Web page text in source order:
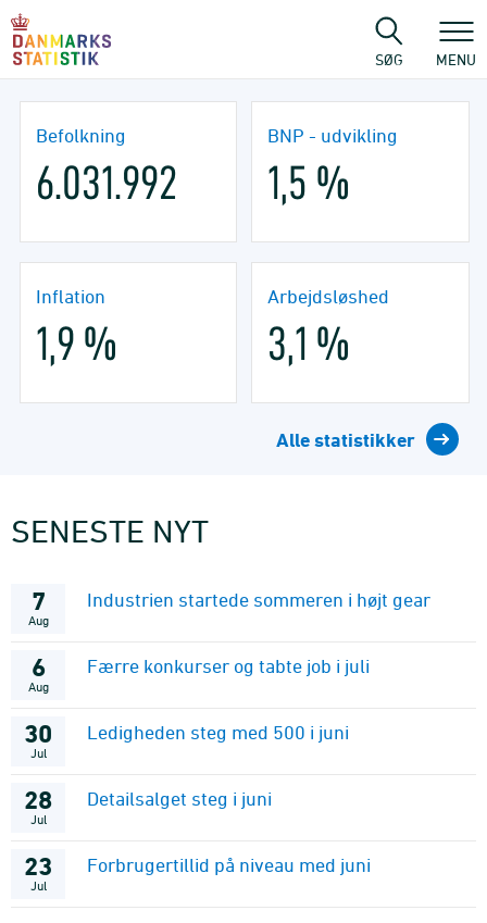
sidens
SØG MENU
Befolkning
6.031.992
BNP - udvikling
1,5 %
Inflation
1,9 %
Arbejdsløshed
3,1 %
Alle statistikker
SENESTE NYT
7
Aug
Industrien startede sommeren i højt gear
6
Aug
Færre konkurser og tabte job i juli
30
Jul
Ledigheden steg med 500 i juni
28
Jul
Detailsalget steg i juni
23
Jul
Forbrugertillid på niveau med juni